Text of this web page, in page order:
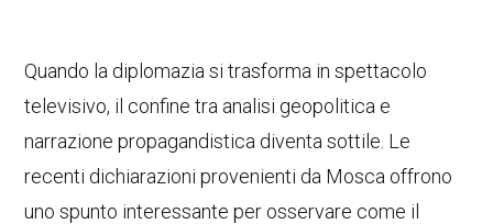
Quando la diplomazia si trasforma in spettacolo
televisivo, il confine tra analisi geopolitica e
narrazione propagandistica diventa sottile. Le
recenti dichiarazioni provenienti da Mosca offrono
uno spunto interessante per osservare come il